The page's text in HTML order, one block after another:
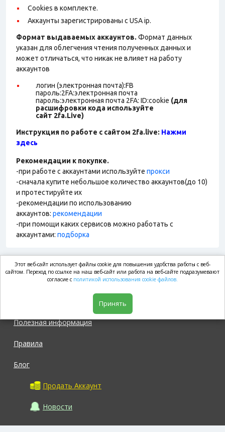
Cookies в комплекте.
Аккаунты зарегистрированы с USA ip.
Формат выдаваемых аккаунтов. Формат данных
указан для облегчения чтения полученных данных и
может отличаться, что никак не влияет на работу
аккаунтов
логин (электронная почта):FB
пароль:2FA:электронная почта
пароль:электронная почта 2FA: ID:cookie (для
расшифровки кода используйте
сайт 2fa.Live)
Инструкция по работе с сайтом 2fa.live: Нажми
здесь
Рекомендации к покупке.
-при работе с аккаунтами используйте прокси
-сначала купите небольшое количество аккаунтов(до 10)
и протестируйте их
-рекомендации по использованию
аккаунтов: рекомендации
-при помощи каких сервисов можно работать с
аккаунтами: подборка
market.com
Полезная информация
Правила
Блог
Продать Аккаунт
Новости
Этот веб-сайт использует файлы cookie для повышения удобства работы с веб-
сайтом. Переход по ссылке на наш веб-сайт или работа на веб-сайте подразумевают
согласие с политикой использования cookie файлов.
Принять